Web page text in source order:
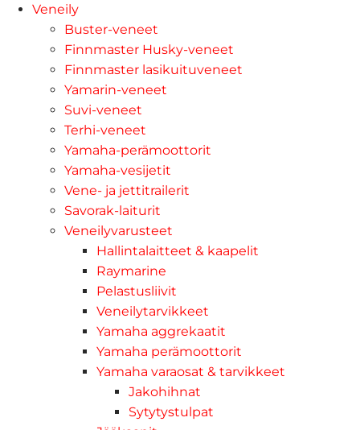
Veneily
Buster-veneet
Finnmaster Husky-veneet
Finnmaster lasikuituveneet
Yamarin-veneet
Suvi-veneet
Terhi-veneet
Yamaha-perämoottorit
Yamaha-vesijetit
Vene- ja jettitrailerit
Savorak-laiturit
Veneilyvarusteet
Hallintalaitteet & kaapelit
Raymarine
Pelastusliivit
Veneilytarvikkeet
Yamaha aggrekaatit
Yamaha perämoottorit
Yamaha varaosat & tarvikkeet
Jakohihnat
Sytytystulpat